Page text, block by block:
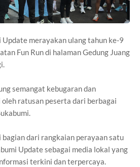
Update merayakan ulang tahun ke-9
Fun Run di halaman Gedung Juang
semangat kebugaran dan
ratusan peserta dari berbagai
dari rangkaian perayaan satu
Update sebagai media lokal yang
terkini dan terpercaya.